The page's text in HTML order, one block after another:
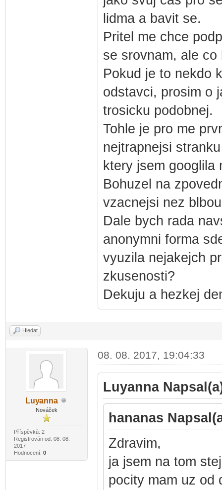
lidma a bavit se.
Pritel me chce
se srovnam, ale
Pokud je to nekdo
odstavci, prosim o
trosicku podobnej.
Tohle je pro me
nejtrapnejsi
ktery jsem googlila
Bohuzel na
vzacnejsi nez
Dale bych rada
anonymni forma
vyuzila nejakejch
zkusenosti?
Dekuju a hezkej
Hledat
Luyanna
Nováček
Příspěvků: 2
Registrován od: 08. 08.
2017
Hodnocení: 0
08. 08. 2017, 19:04:33
Luyanna
hananas
Zdravim,
ja jsem na tom
pocity mam uz od